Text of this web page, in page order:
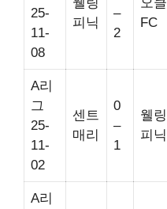
25-
11-
08
피닉
–
2
FC
A리
그
25-
11-
02
센트
매리
0
–
1
웰링
피닉
A리